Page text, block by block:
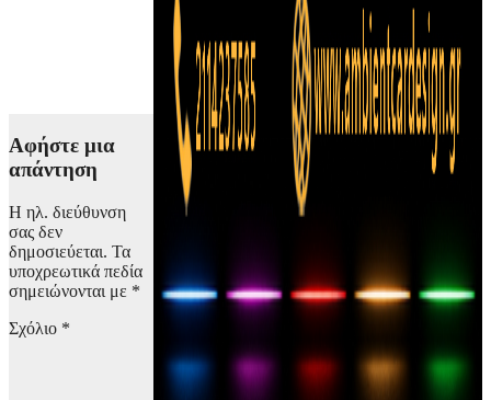
Αφήστε μια
απάντηση
Η ηλ. διεύθυνση
σας δεν
δημοσιεύεται. Τα
υποχρεωτικά πεδία
σημειώνονται με *
Σχόλιο *